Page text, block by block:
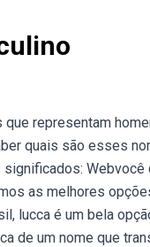
representam
quais são esses
as melhores
lucca é um bela
de um nome que